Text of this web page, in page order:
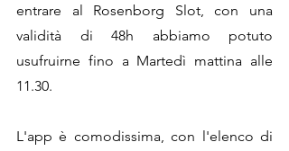
entrare al Rosenborg Slot, con una
validità di 48h abbiamo potuto
usufruirne fino a Martedì mattina alle
11.30.
L'app è comodissima, con l'elenco di